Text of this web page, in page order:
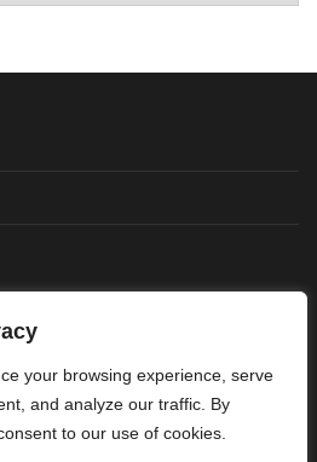
your browsing experience, serve
and analyze our traffic. By
to our use of cookies.